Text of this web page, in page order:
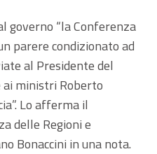
governo “la Conferenza
parere condizionato ad
al Presidente del
ai ministri Roberto
Lo afferma il
delle Regioni e
Bonaccini in una nota.